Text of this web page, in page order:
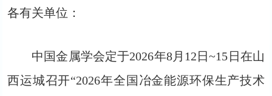
各有关单位：
中国金属学会定于2026年8月12日~15日在山
西运城召开“2026年全国冶金能源环保生产技术